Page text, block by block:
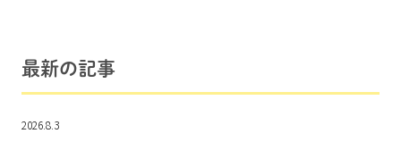
最新の記事
2026.8.3